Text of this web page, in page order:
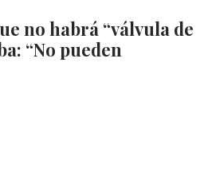
no habrá “válvula de
“No pueden